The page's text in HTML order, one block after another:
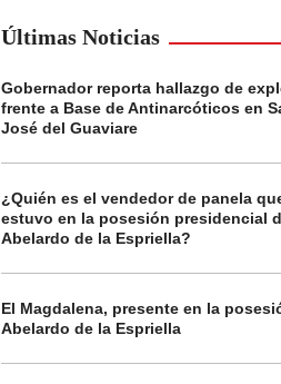
Últimas Noticias
Gobernador reporta hallazgo de
frente a Base de Antinarcóticos en
José del Guaviare
¿Quién es el vendedor de panela
estuvo en la posesión presidencial
Abelardo de la Espriella?
El Magdalena, presente en la
Abelardo de la Espriella